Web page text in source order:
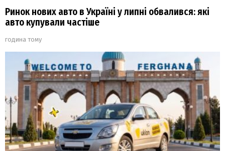
Ринок нових авто в Україні у липні обвалився: які
авто купували частіше
година тому